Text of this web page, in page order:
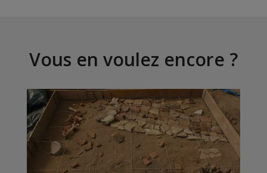
Vous en voulez encore ?